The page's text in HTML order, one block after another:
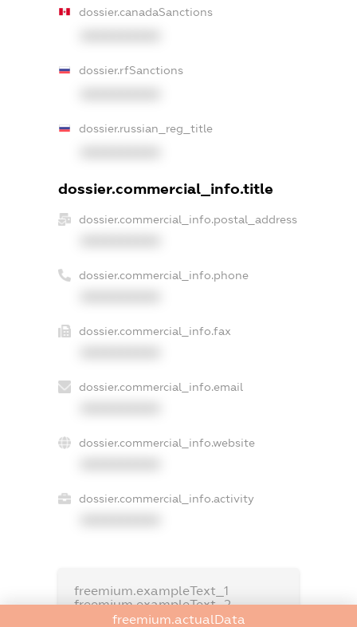
dossier.canadaSanctions
dossier.rfSanctions
dossier.russian_reg_title
dossier.commercial_info.title
dossier.commercial_info.postal_address
dossier.commercial_info.phone
dossier.commercial_info.fax
dossier.commercial_info.email
dossier.commercial_info.website
dossier.commercial_info.activity
freemium.exampleText_1
freemium.exampleText_2
freemium.anonymousPerSearch2
freemium.actualData